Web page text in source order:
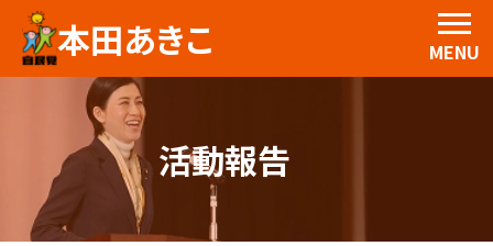
本田あきこ MENU
活動報告